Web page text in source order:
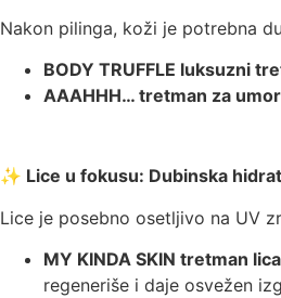
Nakon pilinga, koži je potrebna
BODY TRUFFLE luksuzni
AAAHHH… tretman za
✨ Lice u fokusu: Dubinska
Lice je posebno osetljivo na UV
MY KINDA SKIN tretman lica
regeneriše i daje osvežen